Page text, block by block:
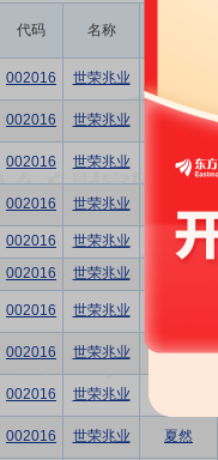
代码 名称
002016 世荣兆业
002016 世荣兆业 陈蔼仪
002016 世荣兆业 余洁云
002016 世荣兆业
002016 世荣兆业 冯荣森
002016 世荣兆业
002016 世荣兆业
002016 世荣兆业 冯荣森
002016 世荣兆业
002016 世荣兆业 夏然